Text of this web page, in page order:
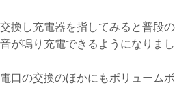
換し充電器を指してみると普段の
が鳴り充電できるようになりまし
口の交換のほかにもボリュームボ